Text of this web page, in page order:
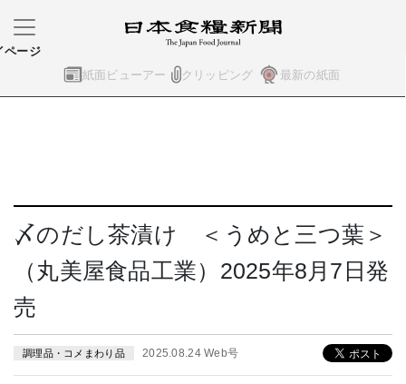
紙面ビューアー クリッピング 最新の紙面
ページ
〆のだし茶漬け ＜うめと三つ葉＞
（丸美屋食品工業）2025年8月7日発
売
調理品・コメまわり品 2025.08.24 Web号